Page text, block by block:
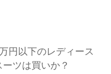
円以下のレディース
ツは買いか？